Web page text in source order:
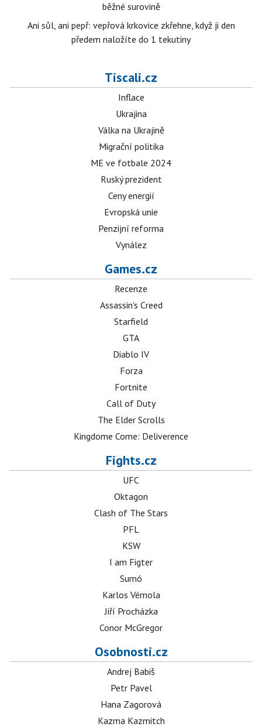
běžné surovině
Ani sůl, ani pepř: vepřová krkovice zkřehne, když ji den
předem naložíte do 1 tekutiny
Tiscali.cz
Inflace
Ukrajina
Válka na Ukrajině
Migrační politika
ME ve fotbale 2024
Ruský prezident
Ceny energií
Evropská unie
Penzijní reforma
Vynález
Games.cz
Recenze
Assassin's Creed
Starfield
GTA
Diablo IV
Forza
Fortnite
Call of Duty
The Elder Scrolls
Kingdome Come: Deliverence
Fights.cz
UFC
Oktagon
Clash of The Stars
PFL
KSW
I am Figter
Sumó
Karlos Vémola
Jiří Procházka
Conor McGregor
Osobnosti.cz
Andrej Babiš
Petr Pavel
Hana Zagorová
Kazma Kazmitch